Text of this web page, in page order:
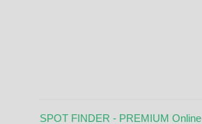
SPOT FINDER - PREMIUM Online